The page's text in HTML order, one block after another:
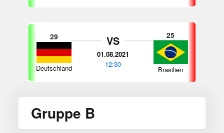
29
Deutschland
VS
01.08.2021
12:30
25
Brasilien
Gruppe B